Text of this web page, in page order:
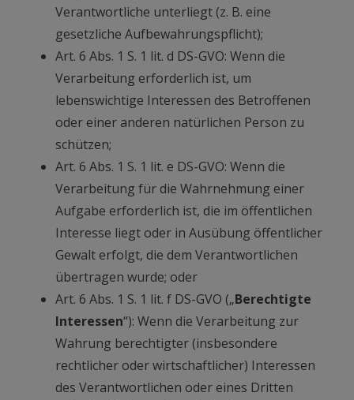
Verantwortliche unterliegt (z. B. eine
gesetzliche Aufbewahrungspflicht);
Art. 6 Abs. 1 S. 1 lit. d DS-GVO: Wenn die
Verarbeitung erforderlich ist, um
lebenswichtige Interessen des Betroffenen
oder einer anderen natürlichen Person zu
schützen;
Art. 6 Abs. 1 S. 1 lit. e DS-GVO: Wenn die
Verarbeitung für die Wahrnehmung einer
Aufgabe erforderlich ist, die im öffentlichen
Interesse liegt oder in Ausübung öffentlicher
Gewalt erfolgt, die dem Verantwortlichen
übertragen wurde; oder
Art. 6 Abs. 1 S. 1 lit. f DS-GVO („Berechtigte
Interessen“): Wenn die Verarbeitung zur
Wahrung berechtigter (insbesondere
rechtlicher oder wirtschaftlicher) Interessen
des Verantwortlichen oder eines Dritten